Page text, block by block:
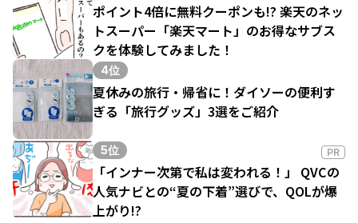
ポイント4倍に無料クーポンも!? 楽天のネッ
トスーパー「楽天マート」のお得なサブス
クを体験してみました！
4位
夏休みの旅行・帰省に！ダイソーの便利す
ぎる「旅行グッズ」3選をご紹介
5位 PR
「インナー次第で私は変われる！」 QVCの
人気ナビとの“夏の下着”選びで、QOLが爆
上がり!?